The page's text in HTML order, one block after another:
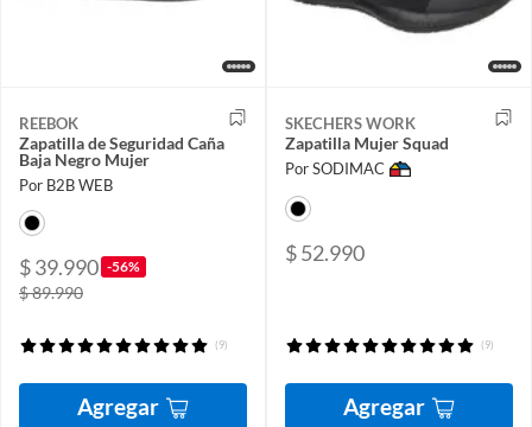
REEBOK
Zapatilla de Seguridad Caña
Baja Negro Mujer
Por B2B WEB
$ 39.990 -56%
$ 89.990
(9)
Agregar
SKECHERS WORK
Zapatilla Mujer Squad
Por SODIMAC
$ 52.990
(9)
Agregar